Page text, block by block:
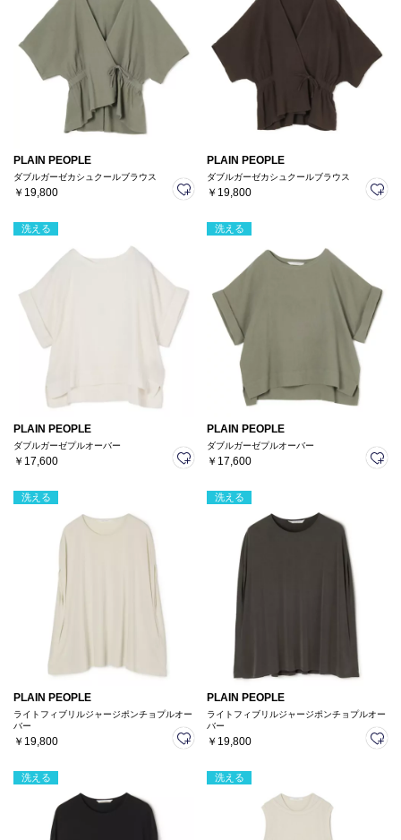
PLAIN PEOPLE
ダブルガーゼカシュクールブラウス
￥19,800
PLAIN PEOPLE
ダブルガーゼカシュクールブラウス
￥19,800
洗える
PLAIN PEOPLE
ダブルガーゼプルオーバー
￥17,600
洗える
PLAIN PEOPLE
ダブルガーゼプルオーバー
￥17,600
洗える
PLAIN PEOPLE
ライトフィブリルジャージポンチョプルオー
バー
￥19,800
洗える
PLAIN PEOPLE
ライトフィブリルジャージポンチョプルオー
バー
￥19,800
洗える 洗える